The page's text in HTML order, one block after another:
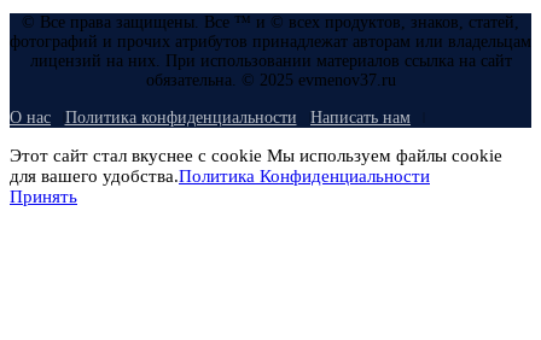
© Все права защищены. Все ™ и © всех продуктов, знаков, статей,
фотографий и прочих атрибутов принадлежат авторам или владельцам
лицензий на них. При использовании материалов ссылка на сайт
обязательна. © 2025 evmenov37.ru
О нас Политика конфиденциальности Написать нам
Этот сайт стал вкуснее с cookie Мы используем файлы cookie
для вашего удобства.Политика Конфиденциальности
Принять